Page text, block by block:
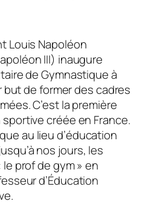
Louis Napoléon
III) inaugure
de Gymnastique à
but de former des cadres
C’est la première
créée en France.
au lieu d’éducation
nos jours, les
prof de gym » en
d’Éducation